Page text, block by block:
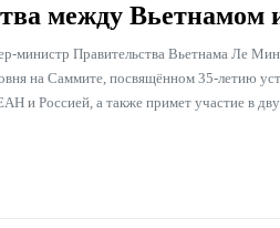
между Вьетнамом
министр Правительства Вьетнама Ле
на Саммите, посвящённом 35-летию
и Россией, а также примет участие в